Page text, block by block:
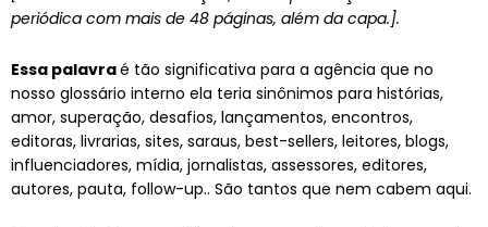
periódica com mais de 48 páginas, além da capa.].
Essa palavraé tão significativa para a agência que no
nosso glossário interno ela teria sinônimos para histórias,
amor, superação, desafios, lançamentos, encontros,
editoras, livrarias, sites, saraus, best-sellers, leitores, blogs,
influenciadores, mídia, jornalistas, assessores, editores,
autores, pauta, follow-up.. São tantos que nem cabem aqui.